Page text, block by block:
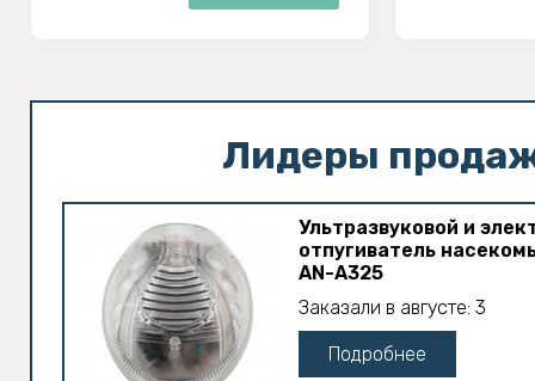
Лидеры
Ультразвуковой и
отпугиватель
AN-A325
Заказали в августе: 3
Подробнее